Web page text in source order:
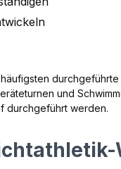
und
durchgeführt werden.